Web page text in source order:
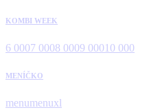
KOMBI WEEK
6 0007 0008 0009 00010 000
MENÍČKO
menumenuxl